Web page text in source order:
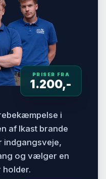
PRISER FRA
1.200,-
i
af Ikast brande
indgangsveje,
og vælger en
holder.